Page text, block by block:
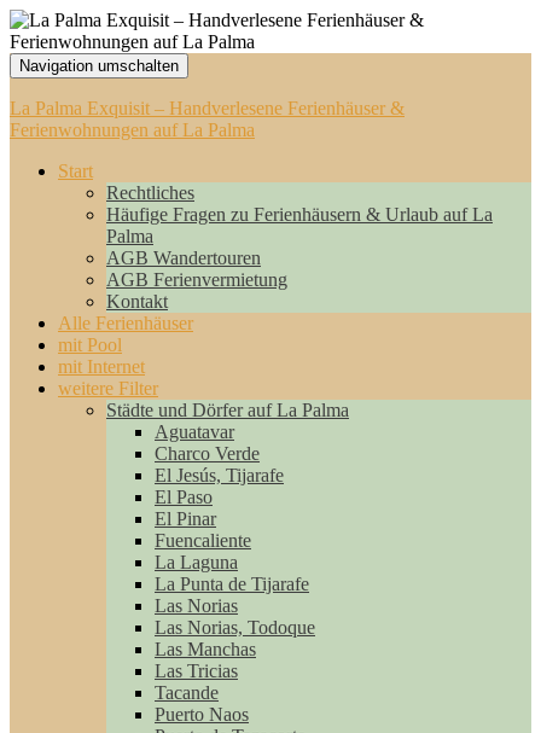
Navigation umschalten
La Palma Exquisit – Handverlesene Ferienhäuser &
Ferienwohnungen auf La Palma
Start
Rechtliches
Häufige Fragen zu Ferienhäusern & Urlaub auf La
Palma
AGB Wandertouren
AGB Ferienvermietung
Kontakt
Alle Ferienhäuser
mit Pool
mit Internet
weitere Filter
Städte und Dörfer auf La Palma
Aguatavar
Charco Verde
El Jesús, Tijarafe
El Paso
El Pinar
Fuencaliente
La Laguna
La Punta de Tijarafe
Las Norias
Las Norias, Todoque
Las Manchas
Las Tricias
Tacande
Puerto Naos